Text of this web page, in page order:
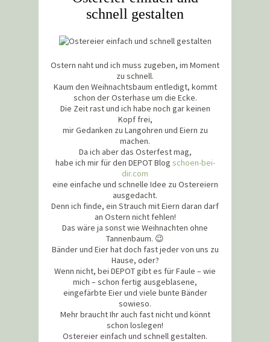
schnell gestalten
Ostern naht und ich muss zugeben, im Moment
zu schnell.
Kaum den Weihnachtsbaum entledigt, kommt
schon der Osterhase um die Ecke.
Die Zeit rast und ich habe noch gar keinen
Kopf frei,
mir Gedanken zu Langohren und Eiern zu
machen.
Da ich aber das Osterfest mag,
habe ich mir für den DEPOT Blog schoen-bei-
dir.com
eine einfache und schnelle Idee zu Ostereiern
ausgedacht.
Denn ich finde, ein Strauch mit Eiern daran darf
an Ostern nicht fehlen!
Das wäre ja sonst wie Weihnachten ohne
Tannenbaum. 😉
Bänder und Eier hat doch fast jeder von uns zu
Hause, oder?
Wenn nicht, bei DEPOT gibt es für Faule – wie
mich – schon fertig ausgeblasene,
eingefärbte Eier und viele bunte Bänder
sowieso.
Mehr braucht Ihr auch fast nicht und könnt
schon loslegen!
Ostereier einfach und schnell gestalten.